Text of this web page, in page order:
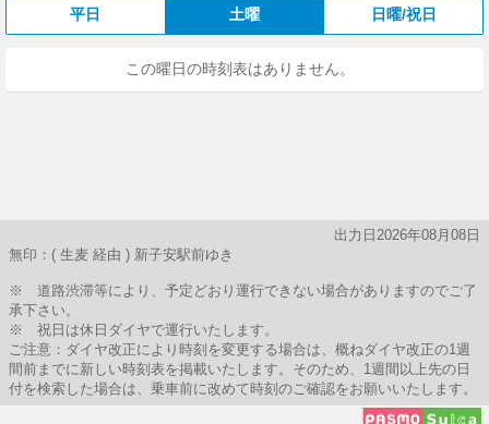
平日 土曜 日曜/祝日
この曜日の時刻表はありません。
出力日2026年08月08日
無印：( 生麦 経由 ) 新子安駅前ゆき
※ 道路渋滞等により、予定どおり運行できない場合がありますのでご了
承下さい。
※ 祝日は休日ダイヤで運行いたします。
ご注意：ダイヤ改正により時刻を変更する場合は、概ねダイヤ改正の1週
間前までに新しい時刻表を掲載いたします。そのため、1週間以上先の日
付を検索した場合は、乗車前に改めて時刻のご確認をお願いいたします。